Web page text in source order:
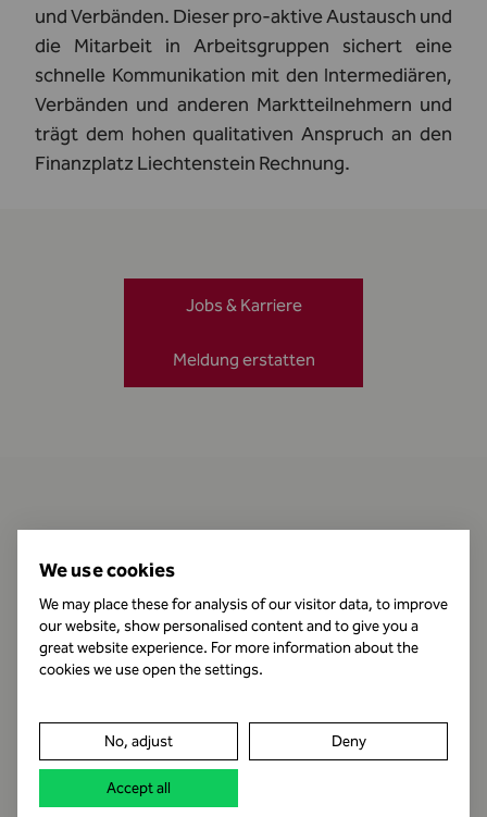
und Verbänden. Dieser pro-aktive Austausch und
die Mitarbeit in Arbeitsgruppen sichert eine
schnelle Kommunikation mit den Intermediären,
Verbänden und anderen Marktteilnehmern und
trägt dem hohen qualitativen Anspruch an den
Finanzplatz Liechtenstein Rechnung.
Öffnungszeiten
Datenschutz
Rechtshinweis
Jobs & Karriere
Meldung erstatten
We use cookies
We may place these for analysis of our visitor data, to improve
our website, show personalised content and to give you a
great website experience. For more information about the
cookies we use open the settings.
No, adjust Deny
Accept all